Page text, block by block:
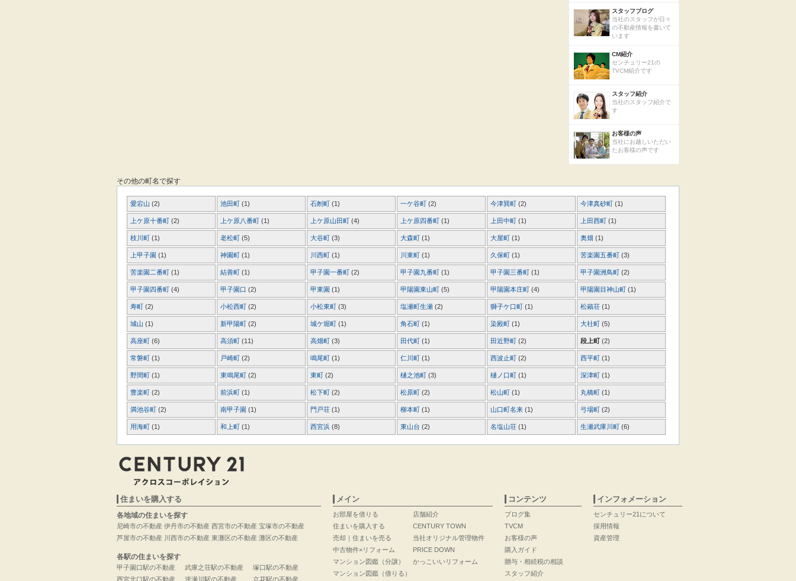
スタッフブログ
当社のスタッフが日々
の不動産情報を書いて
います
CM紹介
センチュリー21の
TVCM紹介です
スタッフ紹介
当社のスタッフ紹介で
す
お客様の声
当社にお越しいただい
たお客様の声です
その他の町名で探す
愛宕山 (2) 池田町 (1) 石刎町 (1) 一ケ谷町 (2) 今津巽町 (2) 今津真砂町 (1)
上ケ原十番町 (2) 上ケ原八番町 (1) 上ケ原山田町 (4) 上ケ原四番町 (1) 上田中町 (1) 上田西町 (1)
枝川町 (1) 老松町 (5) 大谷町 (3) 大森町 (1) 大屋町 (1) 奥畑 (1)
上甲子園 (1) 神園町 (1) 川西町 (1) 川東町 (1) 久保町 (1) 苦楽園五番町 (3)
苦楽園二番町 (1) 結善町 (1) 甲子園一番町 (2) 甲子園九番町 (1) 甲子園三番町 (1) 甲子園洲鳥町 (2)
甲子園四番町 (4) 甲子園口 (2) 甲東園 (1) 甲陽園東山町 (5) 甲陽園本庄町 (4) 甲陽園目神山町 (1)
寿町 (2) 小松西町 (2) 小松東町 (3) 塩瀬町生瀬 (2) 獅子ケ口町 (1) 松籟荘 (1)
城山 (1) 新甲陽町 (2) 城ケ堀町 (1) 角石町 (1) 染殿町 (1) 大社町 (5)
高座町 (6) 高須町 (11) 高畑町 (3) 田代町 (1) 田近野町 (2) 段上町(2)
常磐町 (1) 戸崎町 (2) 鳴尾町 (1) 仁川町 (1) 西波止町 (2) 西平町 (1)
野間町 (1) 東鳴尾町 (2) 東町 (2) 樋之池町 (3) 樋ノ口町 (1) 深津町 (1)
豊楽町 (2) 前浜町 (1) 松下町 (2) 松原町 (2) 松山町 (1) 丸橋町 (1)
満池谷町 (2) 南甲子園 (1) 門戸荘 (1) 柳本町 (1) 山口町名来 (1) 弓場町 (2)
用海町 (1) 和上町 (1) 西宮浜 (8) 東山台 (2) 名塩山荘 (1) 生瀬武庫川町 (6)
住まいを購入する
各地域の住まいを探す
尼崎市の不動産
芦屋市の不動産
伊丹市の不動産
川西市の不動産
西宮市の不動産
東灘区の不動産
宝塚市の不動産
灘区の不動産
各駅の住まいを探す
甲子園口駅の不動産
西宮北口駅の不動産
武庫之荘駅の不動産
逆瀬川駅の不動産
塚口駅の不動産
立花駅の不動産
メイン
お部屋を借りる
住まいを購入する
売却｜住まいを売る
中古物件×リフォーム
マンション図鑑（分譲）
マンション図鑑（借りる）
店舗紹介
CENTURY TOWN
当社オリジナル管理物件
PRICE DOWN
かっこいいリフォーム
コンテンツ
ブログ集
TVCM
お客様の声
購入ガイド
贈与・相続税の相談
スタッフ紹介
インフォメーション
センチュリー21について
採用情報
資産管理